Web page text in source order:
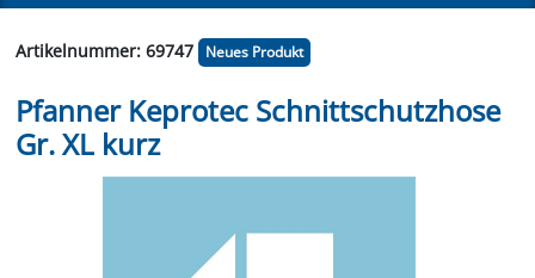
Artikelnummer: 69747 Neues Produkt
Pfanner Keprotec Schnittschutzhose
Gr. XL kurz